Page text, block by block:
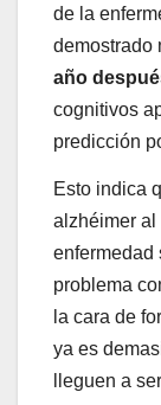
de la
demostrado
año
cognitivos
predicción
Esto indica
alzhéimer al
enfermedad
problema
la cara de
ya es
lleguen a